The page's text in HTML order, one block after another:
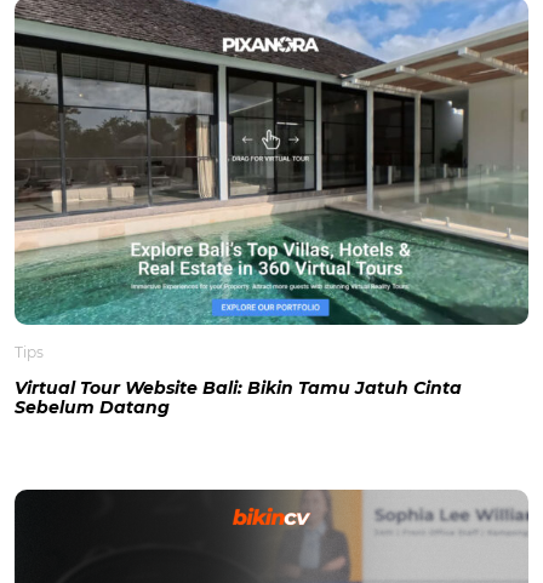
Tips
Virtual Tour Website Bali: Bikin Tamu Jatuh Cinta
Sebelum Datang